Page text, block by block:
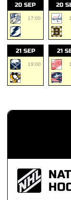
20 SEP
17:00
20
21 SEP
19:00
21